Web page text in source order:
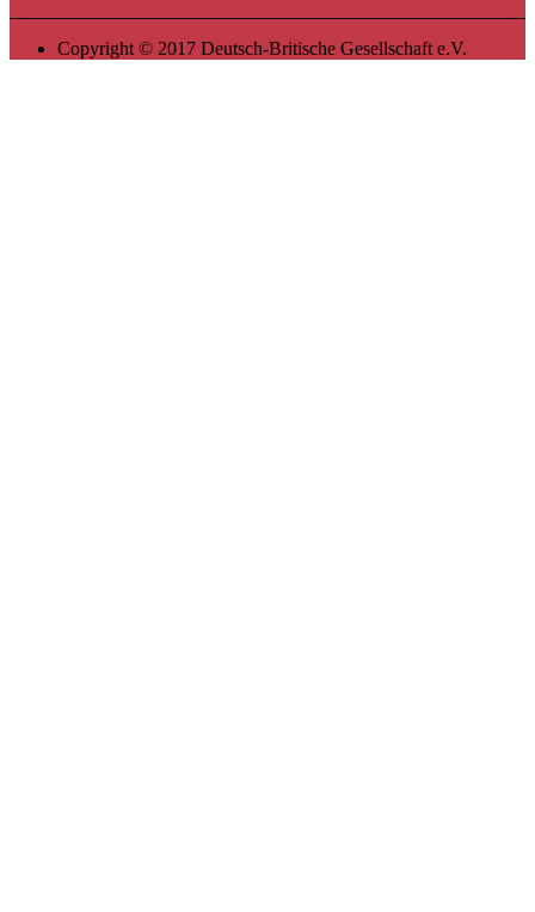
Copyright © 2017 Deutsch-Britische Gesellschaft e.V.